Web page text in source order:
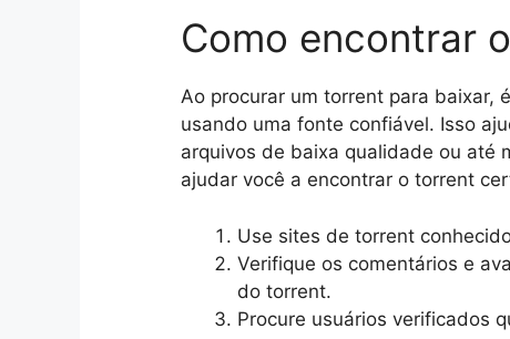
Como encontrar
Ao procurar um torrent para baixar,
usando uma fonte confiável. Isso
arquivos de baixa qualidade ou até
ajudar você a encontrar o torrent
Use sites de torrent
Verifique os comentários e
do torrent.
Procure usuários verificados